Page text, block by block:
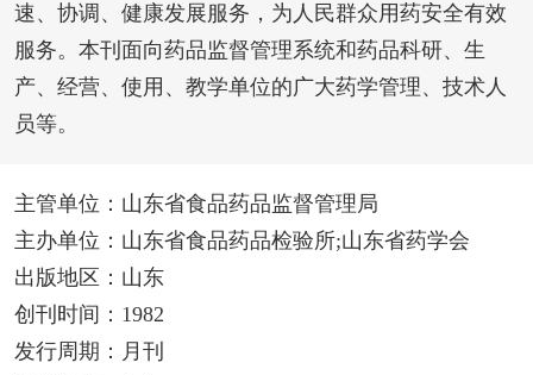
速、协调、健康发展服务，为人民群众用药安全有效
服务。本刊面向药品监督管理系统和药品科研、生
产、经营、使用、教学单位的广大药学管理、技术人
员等。
主管单位：山东省食品药品监督管理局
主办单位：山东省食品药品检验所;山东省药学会
出版地区：山东
创刊时间：1982
发行周期：月刊